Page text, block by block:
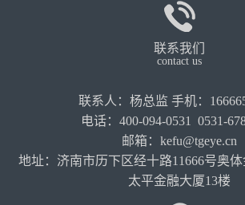
联系我们
contact us
联系人：杨总监 手机：
电话：400-094-0531 0531-
邮箱：kefu@tgeye.cn
地址：济南市历下区经十路11666号奥
太平金融大厦13楼